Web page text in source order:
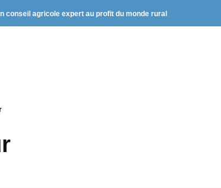
conseil agricole expert au profit du monde rural